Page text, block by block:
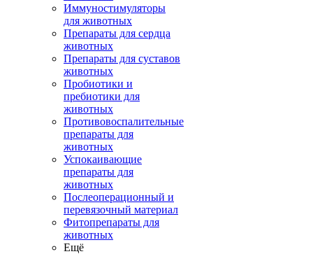
Иммуностимуляторы
для животных
Препараты для сердца
животных
Препараты для суставов
животных
Пробиотики и
пребиотики для
животных
Противовоспалительные
препараты для
животных
Успокаивающие
препараты для
животных
Послеоперационный и
перевязочный материал
Фитопрепараты для
животных
Ещё